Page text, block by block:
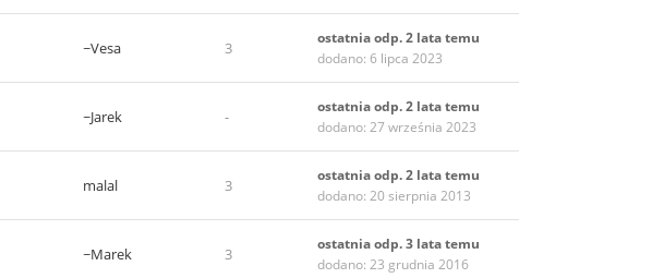
~Vesa 3
ostatnia odp. 2 lata temu
dodano: 6 lipca 2023
~Jarek -
ostatnia odp. 2 lata temu
dodano: 27 września 2023
malal 3
ostatnia odp. 2 lata temu
dodano: 20 sierpnia 2013
~Marek 3
ostatnia odp. 3 lata temu
dodano: 23 grudnia 2016